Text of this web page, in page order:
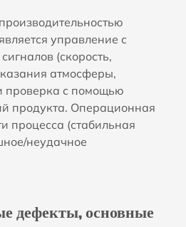
управление с
(скорость,
атмосферы,
проверка с помощью
продукта. Операционная
процесса (стабильная
неудачное
дефекты, основные